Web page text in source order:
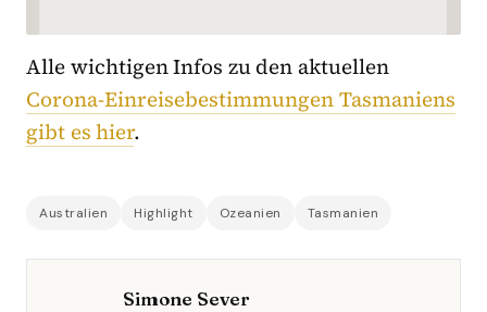
Alle wichtigen Infos zu den aktuellen
Corona-Einreisebestimmungen Tasmaniens
gibt es hier.
Australien Highlight Ozeanien Tasmanien
Simone Sever